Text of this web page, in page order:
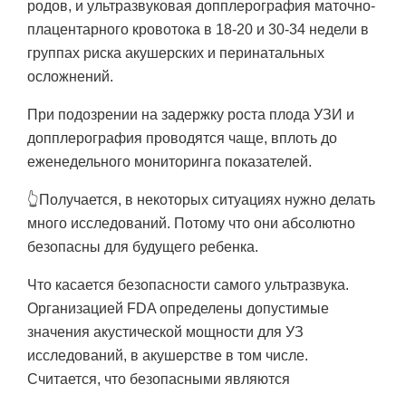
родов, и ультразвуковая допплерография маточно-
плацентарного кровотока в 18-20 и 30-34 недели в
группах риска акушерских и перинатальных
осложнений.
При подозрении на задержку роста плода УЗИ и
допплерография проводятся чаще, вплоть до
еженедельного мониторинга показателей.
👆Получается, в некоторых ситуациях нужно делать
много исследований. Потому что они абсолютно
безопасны для будущего ребенка.
Что касается безопасности самого ультразвука.
Организацией FDA определены допустимые
значения акустической мощности для УЗ
исследований, в акушерстве в том числе.
Считается, что безопасными являются